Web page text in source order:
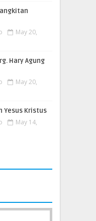
May 20,
Hary Agung
May 20,
Yesus Kristus
May 14,